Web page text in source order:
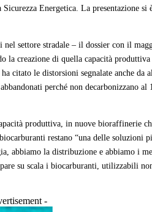
Energetica. La presentazione
settore stradale – il dossier con il
creazione di quella capacità
le distorsioni segnalate anche
perché non decarbonizzano
produttiva, in nuove bioraffinerie
restano “una delle soluzioni
la distribuzione e abbiamo i
su scala i biocarburanti, utilizzabili
-